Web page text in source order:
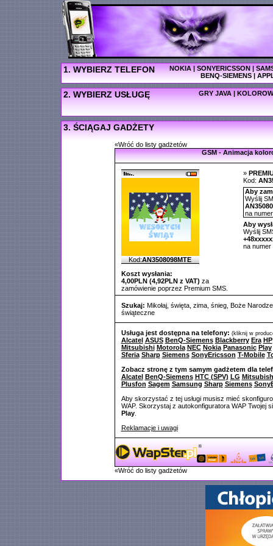
1. WYBIERZ TELEFON NOKIA|SONYERICSSON|
BENQ-SIEMENS|
2. WYBIERZ USŁUGĘ GRY JAVA |
3. ŚCIĄGAJ GADŻETY
«Wróć do listy gadżetów
GSM - Animacja
Kod:AN3508098MTE
Koszt wysłania:
4,00PLN (4,92PLN z VAT) za
zamówienie poprzez Premium SMS.
»
Kod:
Aby
Wyślij
na
Aby
Wyślij
na numer
Szukaj: Mikołaj, święta, zima, śnieg, Boże
świąteczne
Usługa jest dostępna na telefony: (kliknij w
Alcatel ASUS BenQ-Siemens Blackberry Era HP
Mitsubishi Motorola NEC Nokia Panasonic Play
Sferia Sharp Siemens SonyEricsson T-Mobile
Zobacz stronę z tym samym gadżetem dla
Alcatel BenQ-Siemens HTC (SPV) LG
Plusfon Sagem Samsung Sharp Siemens
Aby skorzystać z tej usługi musisz mieć
WAP. Skorzystaj z autokonfiguratora WAP Twojej
Play.
Reklamacje i uwagi
«Wróć do listy gadżetów